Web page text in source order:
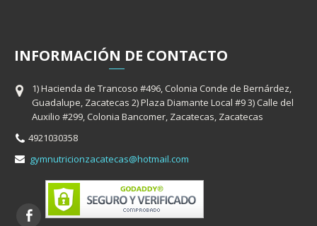
INFORMACIÓN DE CONTACTO
1) Hacienda de Trancoso #496, Colonia Conde de Bernárdez,
Guadalupe, Zacatecas 2) Plaza Diamante Local #9 3) Calle del
Auxilio #299, Colonia Bancomer, Zacatecas, Zacatecas
4921030358
gymnutricionzacatecas@hotmail.com